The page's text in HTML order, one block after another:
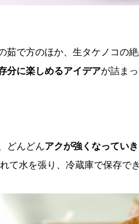
茹で方のほか、生タケノコの
分に楽しめるアイデアが詰ま
どんどんアクが強くなっていき
て水を張り、冷蔵庫で保存でき